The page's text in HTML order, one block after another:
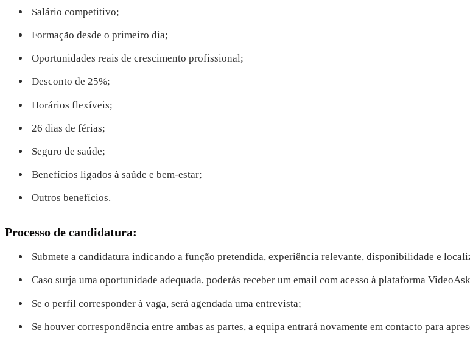
Salário competitivo;
Formação desde o primeiro dia;
Oportunidades reais de crescimento profissional;
Desconto de 25%;
Horários flexíveis;
26 dias de férias;
Seguro de saúde;
Benefícios ligados à saúde e bem-estar;
Outros benefícios.
Processo de candidatura:
Submete a candidatura indicando a função pretendida, experiência relevante, disponibilidade e
Caso surja uma oportunidade adequada, poderás receber um email com acesso à plataforma
Se o perfil corresponder à vaga, será agendada uma entrevista;
Se houver correspondência entre ambas as partes, a equipa entrará novamente em contacto para